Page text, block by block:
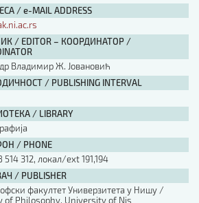
/ e-MAIL ADDRESS
/ EDITOR – КООРДИНАТОР /
Владимир Ж. Јовановић
/ PUBLISHING INTERVAL
/ LIBRARY
/ PHONE
514 312, локал/ext 191,194
/ PUBLISHER
факултет Универзитета у Нишу /
of Philosophy, University of Nis